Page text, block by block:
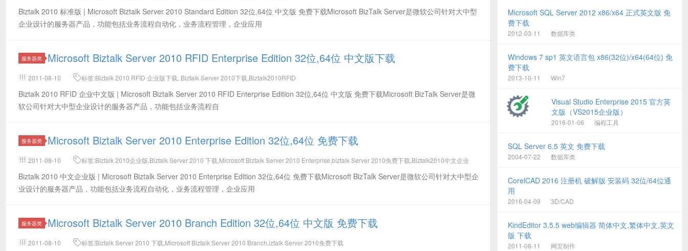
Biztalk 2010 标准版 | Microsoft Biztalk Server 2010 Standard Edition 32位,64位 中文版 免费下载Microsoft BizTalk Server是微软公司针对大中型
企业设计的服务器产品，功能包括业务流程自动化，业务流程管理，企业应用
服务器类 Microsoft Biztalk Server 2010 RFID Enterprise Edition 32位,64位 中文版下载
2011-08-10 标签:Biztalk 2010 RFID 企业版下载, Biztalk Server 2010下载,Biztalk2010RFID
Biztalk 2010 RFID 企业中文版 | Microsoft Biztalk Server 2010 RFID Enterprise Edition 32位,64位 中文版 免费下载Microsoft BizTalk Server是微
软公司针对大中型企业设计的服务器产品，功能包括业务流程自
服务器类 Microsoft Biztalk Server 2010 Enterprise Edition 32位,64位 免费下载
2011-08-10
标签:Biztalk 2010企业版,Biztalk Server 2010 下载,Microsoft Biztalk Server 2010 Enterprise,biztalk Server 2010免费下载,Biztalk2010中文企业
Biztalk 2010 中文企业版 | Microsoft Biztalk Server 2010 Enterprise Edition 32位,64位 免费下载Microsoft BizTalk Server是微软公司针对大中型企
业设计的服务器产品，功能包括业务流程自动化，业务流程管理，企业应用
服务器类 Microsoft Biztalk Server 2010 Branch Edition 32位,64位 中文版 免费下载
2011-08-10 标签:Biztalk Server 2010 下载,Microsoft Biztalk Server 2010 Branch,iztalk Server 2010免费下载
Microsoft SQL Server 2012 x86/x64 正式英文版 免
费下载
2012-03-11 数据库类
Windows 7 sp1 英文语言包 x86(32位)/x64(64位) 免
费下载
2013-10-11 Win7
Visual Studio Enterprise 2015 官方英
文版（VS2015企业版）
2016-01-06 编程工具
SQL Server 6.5 英文 免费下载
2004-07-22 数据库类
CorelCAD 2016 注册机 破解版 安装码 32位/64位通
用
2016-04-09 3D/CAD
KindEditor 3.5.5 web编辑器 简体中文,繁体中文,英文
版 下载
2011-08-11 网页制作